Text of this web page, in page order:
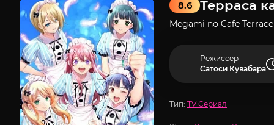
Терраса
8.6
Megami no Cafe Terrace
Режиссер
Сатоси Кувабара
Тип: TV Сериал